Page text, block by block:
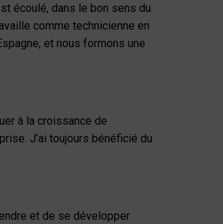
écoulé, dans le bon sens du
comme technicienne en
et nous formons une
à la croissance de
J’ai toujours bénéficié du
et de se développer